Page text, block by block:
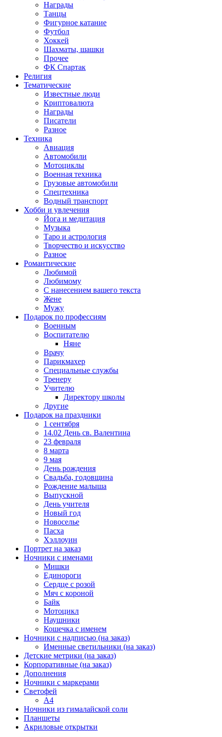
Награды
Танцы
Фигурное катание
Футбол
Хоккей
Шахматы, шашки
Прочее
ФК Спартак
Религия
Тематические
Известные люди
Криптовалюта
Награды
Писатели
Разное
Техника
Авиация
Автомобили
Мотоциклы
Военная техника
Грузовые автомобили
Спецтехника
Водный транспорт
Хобби и увлечения
Йога и медитация
Музыка
Таро и астрология
Творчество и искусство
Разное
Романтические
Любимой
Любимому
С нанесением вашего текста
Жене
Мужу
Подарок по профессиям
Военным
Воспитателю
Няне
Врачу
Парикмахер
Специальные службы
Тренеру
Учителю
Директору школы
Другие
Подарок на праздники
1 сентября
14.02 День св. Валентина
23 февраля
8 марта
9 мая
День рождения
Свадьба, годовщина
Рождение малыша
Выпускной
День учителя
Новый год
Новоселье
Пасха
Хэллоуин
Портрет на заказ
Ночники с именами
Мишки
Единороги
Сердце с розой
Мяч с короной
Байк
Мотоцикл
Наушники
Кошечка с именем
Ночники с надписью (на заказ)
Именные светильники (на заказ)
Детские метрики (на заказ)
Корпоративные (на заказ)
Дополнения
Ночники с маркерами
Светофей
А4
Ночники из гималайской соли
Планшеты
Акриловые открытки